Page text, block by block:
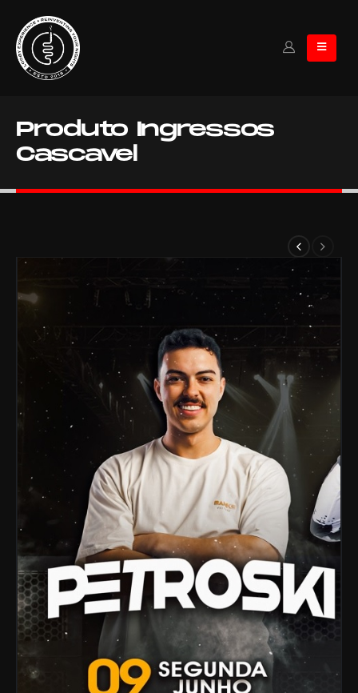
Produto Ingressos
Cascavel